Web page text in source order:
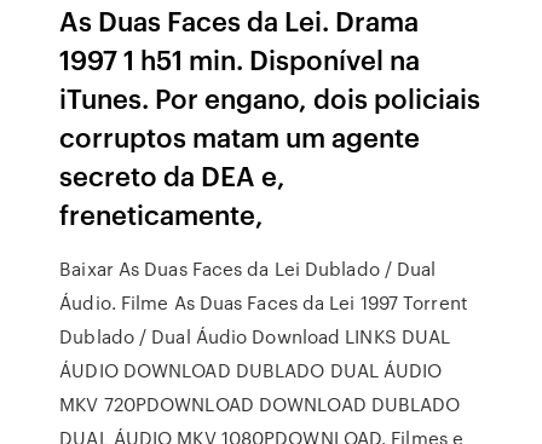
As Duas Faces da Lei. Drama
1997 1 h51 min. Disponível na
iTunes. Por engano, dois policiais
corruptos matam um agente
secreto da DEA e,
freneticamente,
Baixar As Duas Faces da Lei Dublado / Dual
Áudio. Filme As Duas Faces da Lei 1997 Torrent
Dublado / Dual Áudio Download LINKS DUAL
ÁUDIO DOWNLOAD DUBLADO DUAL ÁUDIO
MKV 720PDOWNLOAD DOWNLOAD DUBLADO
DUAL ÁUDIO MKV 1080PDOWNLOAD. Filmes e